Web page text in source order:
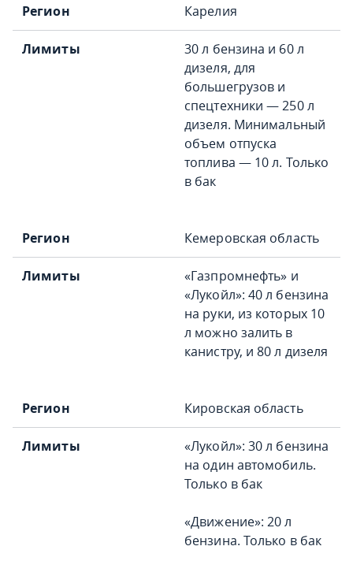
Карелия
30 л бензина и 60 л
дизеля, для
большегрузов и
спецтехники — 250 л
дизеля. Минимальный
объем отпуска
топлива — 10 л. Только
в бак
Кемеровская область
«Газпромнефть» и
«Лукойл»: 40 л бензина
на руки, из которых 10
л можно залить в
канистру, и 80 л дизеля
Кировская область
«Лукойл»: 30 л бензина
на один автомобиль.
Только в бак
«Движение»: 20 л
бензина. Только в бак